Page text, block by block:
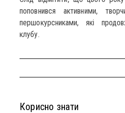
поповнився активними,
першокурсниками, які
клубу.
Корисно знати